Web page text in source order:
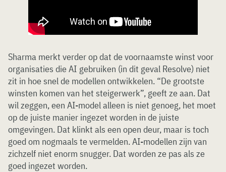
Sharma merkt verder op dat de voornaamste winst voor
organisaties die AI gebruiken (in dit geval Resolve) niet
zit in hoe snel de modellen ontwikkelen. “De grootste
winsten komen van het steigerwerk”, geeft ze aan. Dat
wil zeggen, een AI-model alleen is niet genoeg, het moet
op de juiste manier ingezet worden in de juiste
omgevingen. Dat klinkt als een open deur, maar is toch
goed om nogmaals te vermelden. AI-modellen zijn van
zichzelf niet enorm snugger. Dat worden ze pas als ze
goed ingezet worden.